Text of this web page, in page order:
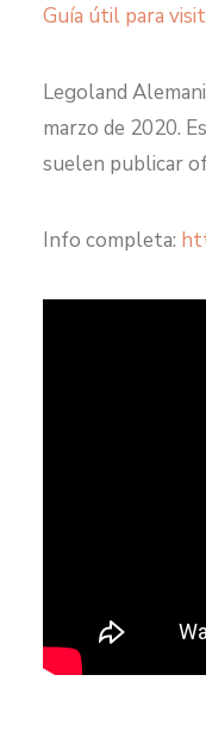
Guía útil para
Legoland
marzo de 2020.
suelen publicar
Info completa: